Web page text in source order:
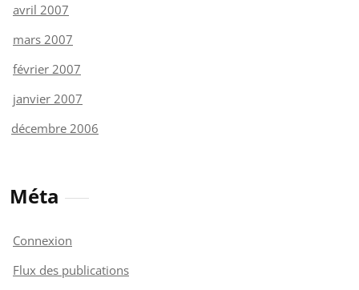
avril 2007
mars 2007
février 2007
janvier 2007
décembre 2006
Méta
Connexion
Flux des publications